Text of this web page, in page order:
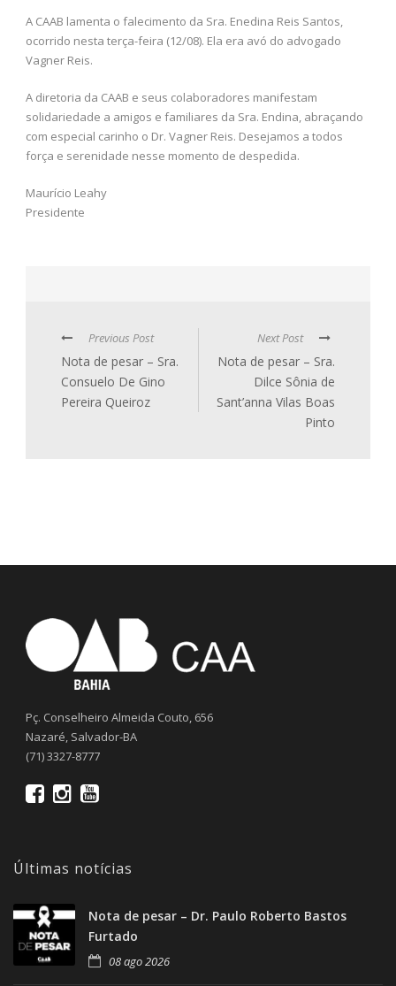
A CAAB lamenta o falecimento da Sra. Enedina Reis Santos,
ocorrido nesta terça-feira (12/08). Ela era avó do advogado
Vagner Reis.
A diretoria da CAAB e seus colaboradores manifestam
solidariedade a amigos e familiares da Sra. Endina, abraçando
com especial carinho o Dr. Vagner Reis. Desejamos a todos
força e serenidade nesse momento de despedida.
Maurício Leahy
Presidente
Previous Post
Nota de pesar – Sra.
Consuelo De Gino
Pereira Queiroz
Next Post
Nota de pesar – Sra.
Dilce Sônia de
Sant’anna Vilas Boas
Pinto
Pç. Conselheiro Almeida Couto, 656
Nazaré, Salvador-BA
(71) 3327-8777
Últimas notícias
Nota de pesar – Dr. Paulo Roberto Bastos
Furtado
08 ago 2026